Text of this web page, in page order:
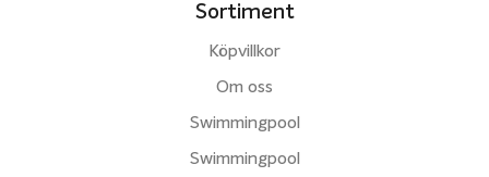
Sortiment
Köpvillkor
Om oss
Swimmingpool
Swimmingpool